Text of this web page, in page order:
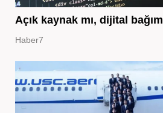
Açık kaynak mı, dijital
Haber7